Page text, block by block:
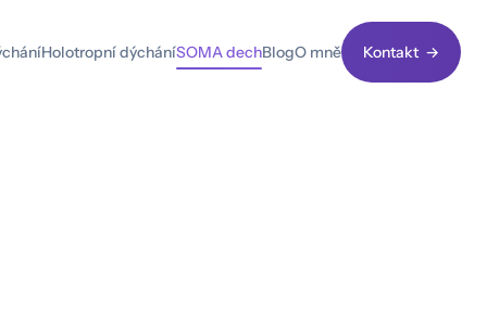
Holotropní dýcháníSOMA dechBlogO mně Kontakt